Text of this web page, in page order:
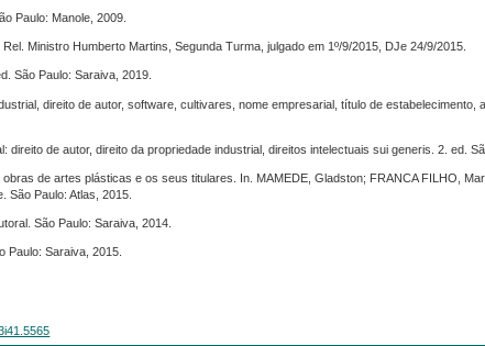
Paulo: Manole, 2009.
Ministro Humberto Martins, Segunda Turma, julgado em 1º/9/2015, DJe 24/9/2015.
São Paulo: Saraiva, 2019.
direito de autor, software, cultivares, nome empresarial, título de estabelecimento,
direito de autor, direito da propriedade industrial, direitos intelectuais sui generis. 2. ed.
de artes plásticas e os seus titulares. In. MAMEDE, Gladston; FRANCA FILHO,
Paulo: Atlas, 2015.
São Paulo: Saraiva, 2014.
Paulo: Saraiva, 2015.